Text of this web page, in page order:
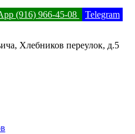
(916) 966-45-08
Telegram
Хлебников переулок, д.5